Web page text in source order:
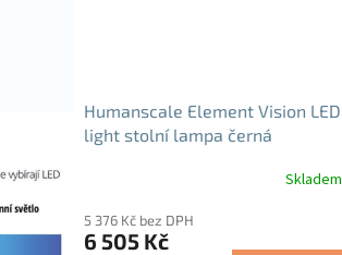
Humanscale Element Vision LED
light stolní lampa černá
Skladem
5 376 Kč bez DPH
6 505 Kč